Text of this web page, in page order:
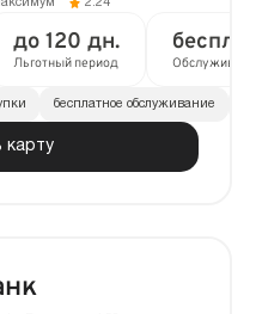
2.24
до 120 дн.
Льготный период
карту
бесплатное обслуживание